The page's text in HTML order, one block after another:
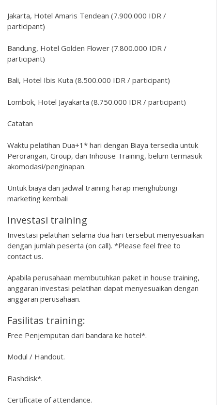
Jakarta, Hotel Amaris Tendean (7.900.000 IDR /
participant)
Bandung, Hotel Golden Flower (7.800.000 IDR /
participant)
Bali, Hotel Ibis Kuta (8.500.000 IDR / participant)
Lombok, Hotel Jayakarta (8.750.000 IDR / participant)
Catatan
Waktu pelatihan Dua+1* hari dengan Biaya tersedia untuk
Perorangan, Group, dan Inhouse Training, belum termasuk
akomodasi/penginapan.
Untuk biaya dan jadwal training harap menghubungi
marketing kembali
Investasi training
Investasi pelatihan selama dua hari tersebut menyesuaikan
dengan jumlah peserta (on call). *Please feel free to
contact us.
Apabila perusahaan membutuhkan paket in house training,
anggaran investasi pelatihan dapat menyesuaikan dengan
anggaran perusahaan.
Fasilitas training:
Free Penjemputan dari bandara ke hotel*.
Modul / Handout.
Flashdisk*.
Certificate of attendance.